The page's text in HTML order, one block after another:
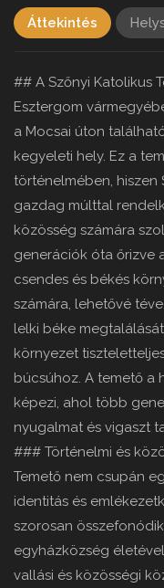
Áttekintés
## A Szőnyi Katolikus
Esztergom
a Mocsai úton
kegyeleti hely. Ez a
történelmében, hiszen
gazdag múlttal
közösség számára
generációk óta őrizve
csendes és békés
számára, lehetővé
lelki béke
környezet
búcsúhoz. A temető a
képezi, ahol több
nyugalmat és vigaszt
### Történelmi és
Temető nem csupán
identitás és
szorosan
egyházközség
vallási és közösségi